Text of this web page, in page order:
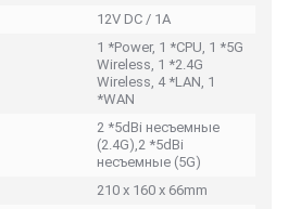
12V DC / 1A
1 *Power, 1 *CPU, 1 *5G
Wireless, 1 *2.4G
Wireless, 4 *LAN, 1
*WAN
2 *5dBi несъемные
(2.4G),2 *5dBi
несъемные (5G)
210 x 160 x 66mm